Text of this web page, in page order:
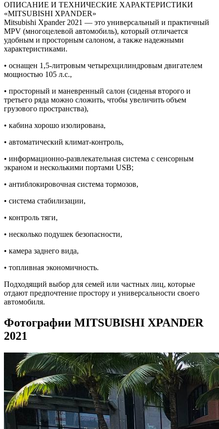
ОПИСАНИЕ И ТЕХНИЧЕСКИЕ ХАРАКТЕРИСТИКИ
«MITSUBISHI XPANDER»
Mitsubishi Xpander 2021 — это универсальный и практичный
MPV (многоцелевой автомобиль), который отличается
удобным и просторным салоном, а также надежными
характеристиками.
• оснащен 1,5-литровым четырехцилиндровым двигателем
мощностью 105 л.с.,
• просторный и маневренный салон (сиденья второго и
третьего ряда можно сложить, чтобы увеличить объем
грузового пространства),
• кабина хорошо изолирована,
• автоматический климат-контроль,
• информационно-развлекательная система с сенсорным
экраном и несколькими портами USB;
• антиблокировочная система тормозов,
• система стабилизации,
• контроль тяги,
• несколько подушек безопасности,
• камера заднего вида,
• топливная экономичность.
Подходящий выбор для семей или частных лиц, которые
отдают предпочтение простору и универсальности своего
автомобиля.
Фотографии MITSUBISHI XPANDER
2021